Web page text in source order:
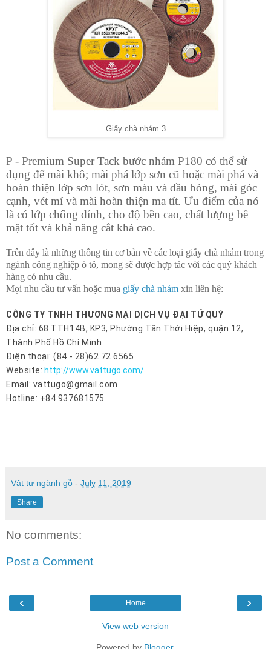
Giấy chà nhám 3
P - Premium Super Tack bước nhám P180 có thể sử
dụng để mài khô; mài phá lớp sơn cũ hoặc mài phá và
hoàn thiện lớp sơn lót, sơn màu và dầu bóng, mài góc
cạnh, vét mí và mài hoàn thiện ma tít. Ưu điểm của nó
là có lớp chống dính, cho độ bền cao, chất lượng bề
mặt tốt và khả năng cắt khá cao.
Trên đây là những thông tin cơ bản về các loại giấy chà nhám trong
ngành công nghiệp ô tô, mong sẽ được hợp tác với các quý khách
hàng có nhu cầu.
Mọi nhu cầu tư vấn hoặc mua giấy chà nhám xin liên hệ:
CÔNG TY TNHH THƯƠNG MẠI DỊCH VỤ ĐẠI TỨ QUÝ
Địa chỉ: 68 TTH14B, KP3, Phường Tân Thới Hiệp, quận 12,
Thành Phố Hồ Chí Minh
Điện thoại: (84 - 28)62 72 6565.
Website: http://www.vattugo.com/
Email: vattugo@gmail.com
Hotline: +84 937681575
Vật tư ngành gỗ - July 11, 2019
Share
No comments:
Post a Comment
‹ ›
Home
View web version